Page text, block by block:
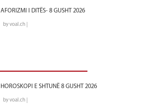
AFORIZMI I DITËS- 8 GUSHT 2026
by voal.ch |
HOROSKOPI E SHTUNË 8 GUSHT 2026
by voal.ch |